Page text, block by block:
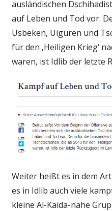
ausländischen
auf Leben und Tod vor.
Usbeken, Uiguren und
für den ‚Heiligen Krieg‘
waren, ist Idlib der letzte
Weiter heißt es in dem
es in Idlib auch viele
kleine Al-Kaida-nahe